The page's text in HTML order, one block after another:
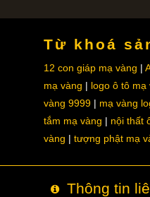
Từ khoá
12 con giáp mạ vàng
mạ vàng
logo ô tô mạ
vàng 9999
mạ vàng
tắm mạ vàng
nội thất
vàng
tượng phật mạ
Thông tin